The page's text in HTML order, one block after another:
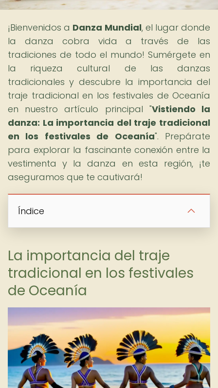
¡Bienvenidos a Danza Mundial, el lugar donde
la danza cobra vida a través de las
tradiciones de todo el mundo! Sumérgete en
la riqueza cultural de las danzas
tradicionales y descubre la importancia del
traje tradicional en los festivales de Oceanía
en nuestro artículo principal "Vistiendo la
danza: La importancia del traje tradicional
en los festivales de Oceanía". Prepárate
para explorar la fascinante conexión entre la
vestimenta y la danza en esta región, ¡te
aseguramos que te cautivará!
Índice
La importancia del traje
tradicional en los festivales
de Oceanía